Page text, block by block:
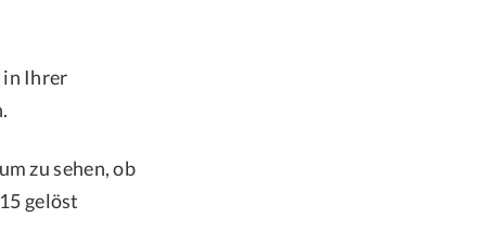
in Ihrer
zu sehen, ob
gelöst